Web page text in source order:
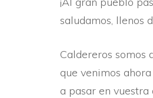
saludamos, llenos
Caldereros somos
que venimos
a pasar en vuestra